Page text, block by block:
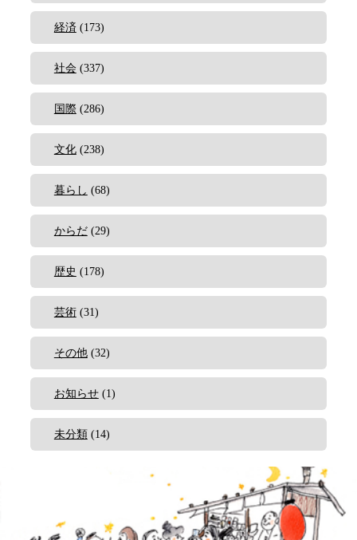
経済(173)
社会(337)
国際 (286)
文化(238)
暮らし (68)
からだ(29)
歴史 (178)
芸術(31)
その他(32)
お知らせ(1)
未分類(14)